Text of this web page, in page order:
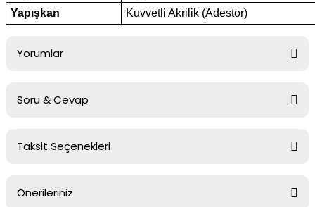
Yapışkan
Kuvvetli Akrilik (Adestor)
Yorumlar
Soru & Cevap
Ürün hakkında henüz soru sorulmamış.
Taksit Seçenekleri
Önerileriniz